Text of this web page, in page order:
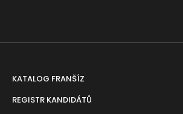
KATALOG FRANŠÍZ
REGISTR KANDIDÁTŮ